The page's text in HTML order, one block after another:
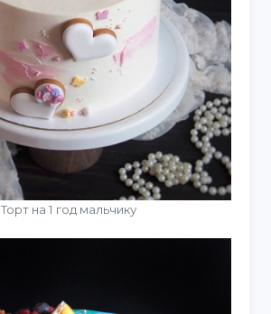
Торт на 1 год мальчику